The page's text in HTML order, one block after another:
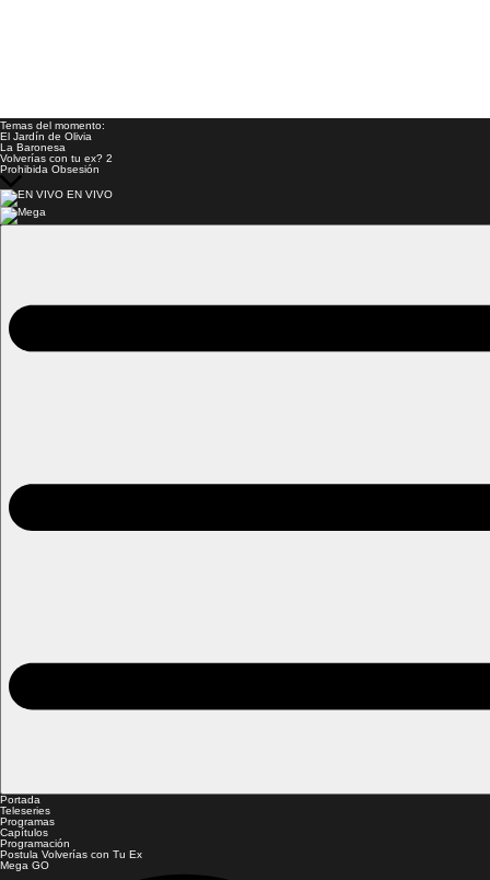
Temas del momento:
El Jardín de Olivia
La Baronesa
Volverías con tu ex? 2
Prohibida Obsesión
EN VIVO
Portada
Teleseries
Programas
Capítulos
Programación
Postula Volverías con Tu Ex
Mega GO